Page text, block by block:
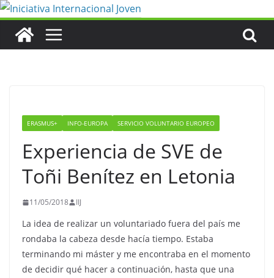
Saltar
contenido
ERASMUS+ INFO-EUROPA SERVICIO VOLUNTARIO EUROPEO
Experiencia de SVE de
Toñi Benítez en Letonia
11/05/2018 IIJ
La idea de realizar un voluntariado fuera del país me
rondaba la cabeza desde hacía tiempo. Estaba
terminando mi máster y me encontraba en el momento
de decidir qué hacer a continuación, hasta que una